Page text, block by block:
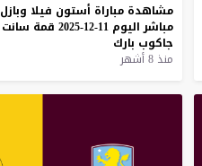
مشاهدة مباراة أستون فيلا وبازل
مباشر اليوم 11-12-2025 قمة سانت
جاكوب بارك
منذ 8 أشهر